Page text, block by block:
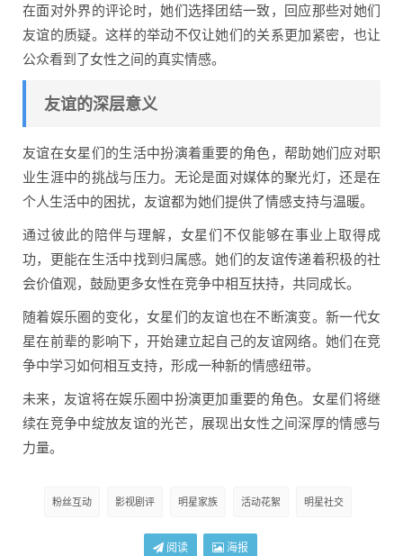
在面对外界的评论时，她们选择团结一致，回应那些对她们
友谊的质疑。这样的举动不仅让她们的关系更加紧密，也让
公众看到了女性之间的真实情感。
友谊的深层意义
友谊在女星们的生活中扮演着重要的角色，帮助她们应对职
业生涯中的挑战与压力。无论是面对媒体的聚光灯，还是在
个人生活中的困扰，友谊都为她们提供了情感支持与温暖。
通过彼此的陪伴与理解，女星们不仅能够在事业上取得成
功，更能在生活中找到归属感。她们的友谊传递着积极的社
会价值观，鼓励更多女性在竞争中相互扶持，共同成长。
随着娱乐圈的变化，女星们的友谊也在不断演变。新一代女
星在前辈的影响下，开始建立起自己的友谊网络。她们在竞
争中学习如何相互支持，形成一种新的情感纽带。
未来，友谊将在娱乐圈中扮演更加重要的角色。女星们将继
续在竞争中绽放友谊的光芒，展现出女性之间深厚的情感与
力量。
粉丝互动 影视剧评 明星家族 活动花絮 明星社交
阅读 海报